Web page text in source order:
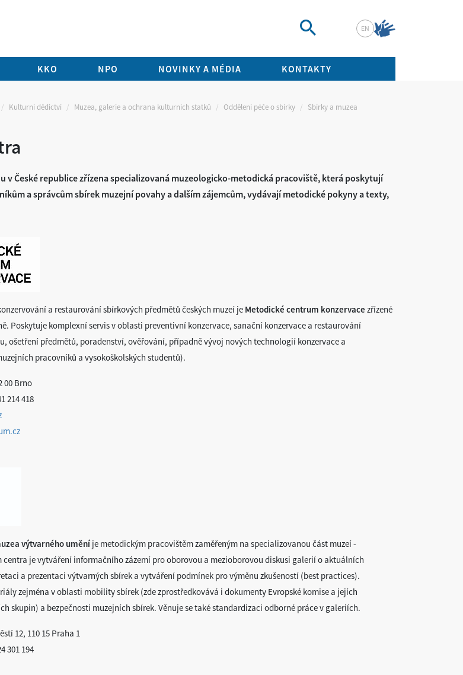
EN
KKO NPO NOVINKY A MÉDIA KONTAKTY
Kulturní dědictví Muzea, galerie a ochrana kulturních statků Oddělení péče o sbírky
Sbírky a muzea
v České republice zřízena specializovaná muzeologicko-metodická pracoviště, která poskytují
a správcům sbírek muzejní povahy a dalším zájemcům, vydávají metodické pokyny a texty,
a restaurování sbírkových předmětů českých muzeí je Metodické centrum konzervace zřízené
Poskytuje komplexní servis v oblasti preventivní konzervace, sanační konzervace a restaurování
ošetření předmětů, poradenství, ověřování, případně vývoj nových technologií konzervace a
pracovníků a vysokoškolských studentů).
00 Brno
214 418
výtvarného uměníje metodickým pracovištěm zaměřeným na specializovanou část muzeí -
je vytváření informačního zázemí pro oborovou a mezioborovou diskusi galerií o aktuálních
a prezentaci výtvarných sbírek a vytváření podmínek pro výměnu zkušeností (best practices).
zejména v oblasti mobility sbírek (zde zprostředkovává i dokumenty Evropské komise a jejích
skupin) a bezpečnosti muzejních sbírek. Věnuje se také standardizaci odborné práce v galeriích.
12, 110 15 Praha 1
301 194